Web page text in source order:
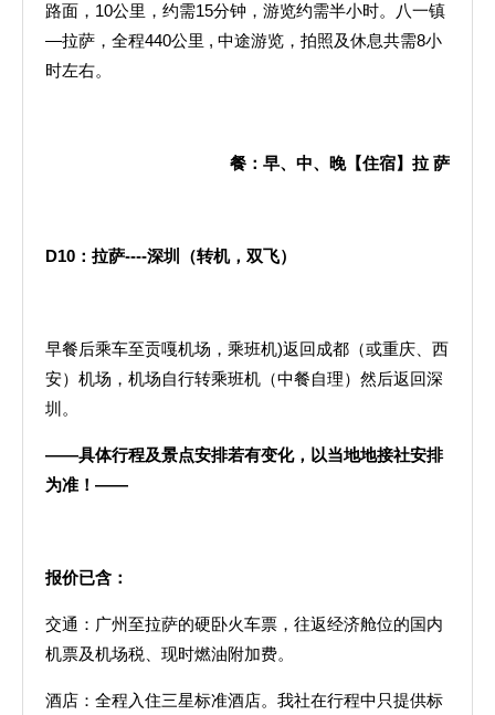
路面，10公里，约需15分钟，游览约需半小时。八一镇
—拉萨，全程440公里 , 中途游览，拍照及休息共需8小
时左右。
餐：早、中、晚【住宿】拉 萨
D10 ：拉萨----深圳（转机，双飞）
早餐后乘车至贡嘎机场，乘班机)返回成都（或重庆、西
安）机场，机场自行转乘班机（中餐自理）然后返回深
圳。
——具体行程及景点安排若有变化，以当地地接社安排
为准！——
报价已含：
交通：广州至拉萨的硬卧火车票，往返经济舱位的国内
机票及机场税、现时燃油附加费。
酒店：全程入住三星标准酒店。我社在行程中只提供标